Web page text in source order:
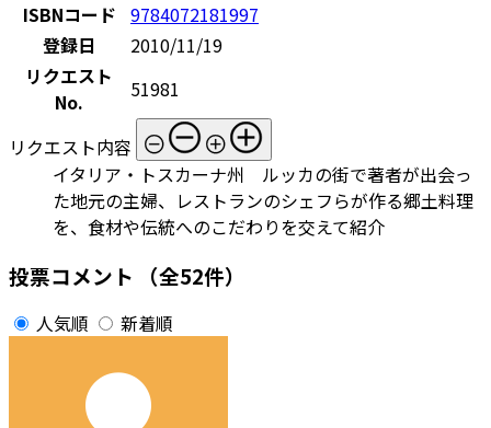
ISBNコード 9784072181997
登録日
2010/11/19
リクエスト
No.
51981
リクエスト内容
イタリア・トスカーナ州 ルッカの街で著者が出会っ
た地元の主婦、レストランのシェフらが作る郷土料理
を、食材や伝統へのこだわりを交えて紹介
投票コメント （全52件）
人気順 新着順